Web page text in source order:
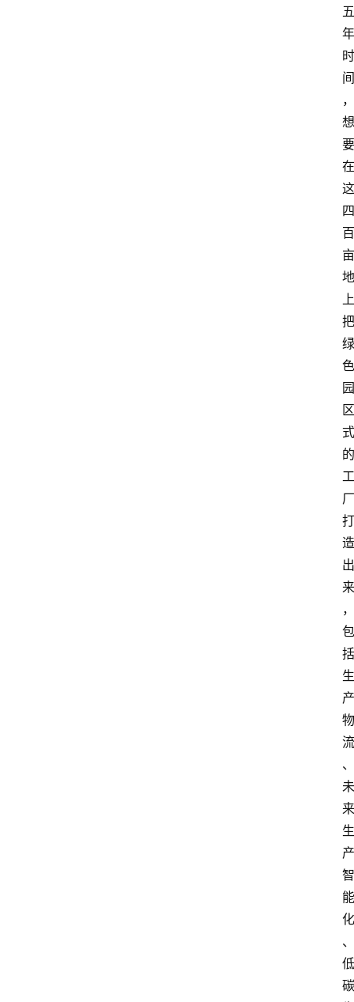
五
年
时
间
，
想
要
在
这
四
百
亩
地
上
把
绿
色
园
区
式
的
工
厂
打
造
出
来
，
包
括
生
产
物
流
、
未
来
生
产
智
能
化
、
低
碳